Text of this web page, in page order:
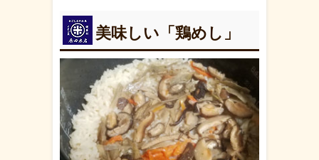
美味しい「鶏めし」